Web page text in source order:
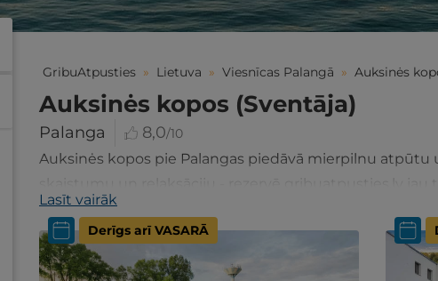
GribuAtpusties » Lietuva » Viesnīcas Palangā » Auksinės
Auksinės kopos (Sventāja)
Palanga 8,0/10
Auksinės kopos pie Palangas piedāvā mierpilnu atpūtu
Lasīt vairāk
Derīgs arī VASARĀ